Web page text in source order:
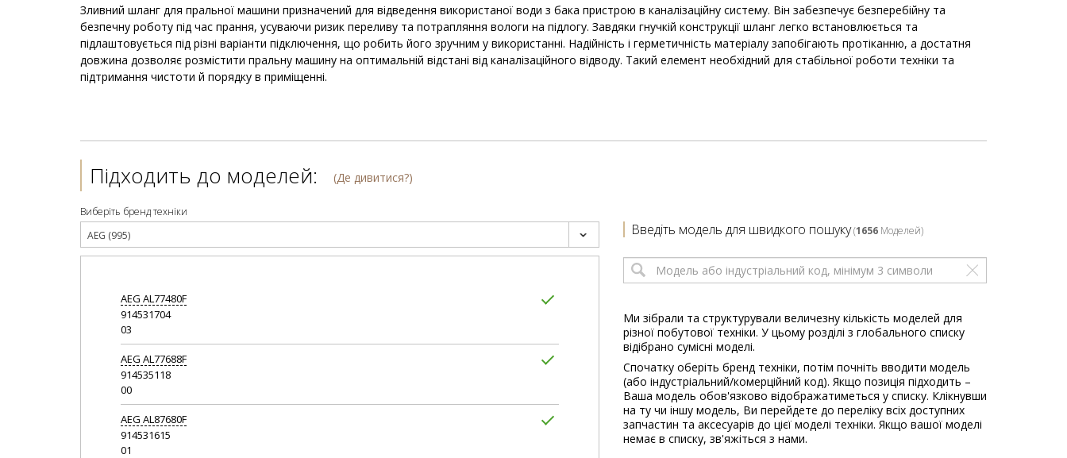
Зливний шланг для пральної машини призначений для відведення використаної води з бака пристрою в каналізаційну систему. Він забезпечує безперебійну та
безпечну роботу під час прання, усуваючи ризик переливу та потрапляння вологи на підлогу. Завдяки гнучкій конструкції шланг легко встановлюється та
підлаштовується під різні варіанти підключення, що робить його зручним у використанні. Надійність і герметичність матеріалу запобігають протіканню, а достатня
довжина дозволяє розмістити пральну машину на оптимальній відстані від каналізаційного відводу. Такий елемент необхідний для стабільної роботи техніки та
підтримання чистоти й порядку в приміщенні.
Підходить до моделей: (Де дивитися?)
Виберіть бренд техніки
AEG (995)
AEG AL77480F
914531704
03
AEG AL77688F
914535118
00
AEG AL87680F
914531615
01
Введіть модель для швидкого пошуку(1656Моделей)
Ми зібрали та структурували величезну кількість моделей для
різної побутової техніки. У цьому розділі з глобального списку
відібрано сумісні моделі.
Спочатку оберіть бренд техніки, потім почніть вводити модель
(або індустріальний/комерційний код). Якщо позиція підходить –
Ваша модель обов'язково відображатиметься у списку. Клікнувши
на ту чи іншу модель, Ви перейдете до переліку всіх доступних
запчастин та аксесуарів до цієї моделі техніки. Якщо вашої моделі
немає в списку, зв'яжіться з нами.